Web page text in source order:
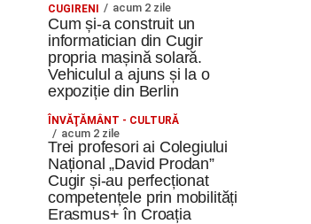
CUGIRENI acum 2 zile
Cum și-a construit un
informatician din Cugir
propria mașină solară.
Vehiculul a ajuns și la o
expoziție din Berlin
ÎNVĂŢĂMÂNT - CULTURĂ
acum 2 zile
Trei profesori ai Colegiului
Național „David Prodan”
Cugir și-au perfecționat
competențele prin mobilități
Erasmus+ în Croația